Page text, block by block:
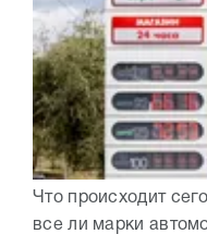
Что происходит
все ли марки